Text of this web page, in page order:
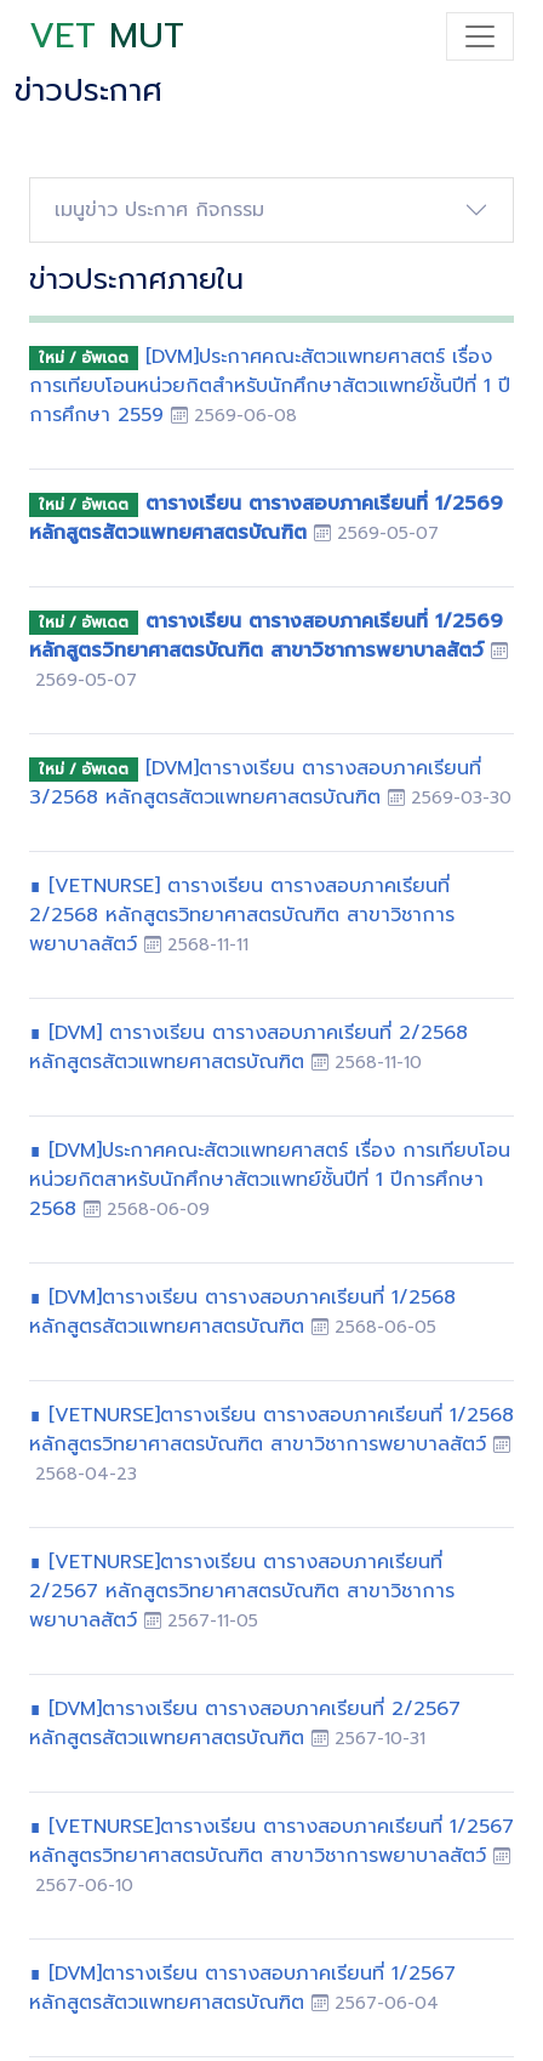
VET MUT
ข่าวประกาศ
เมนูข่าว ประกาศ กิจกรรม
ข่าวประกาศภายใน
ใหม่ / อัพเดต
[DVM]ประกาศคณะสัตวแพทยศาสตร์ เรื่อง
การเทียบโอนหน่วยกิตสำหรับนักศึกษาสัตวแพทย์ชั้นปีที่ 1 ปี
การศึกษา 2559
2569-06-08
ใหม่ / อัพเดต
ตารางเรียน ตารางสอบภาคเรียนที่ 1/2569
หลักสูตรสัตวแพทยศาสตรบัณฑิต
2569-05-07
ใหม่ / อัพเดต
ตารางเรียน ตารางสอบภาคเรียนที่ 1/2569
หลักสูตรวิทยาศาสตรบัณฑิต สาขาวิชาการพยาบาลสัตว์
2569-05-07
ใหม่ / อัพเดต
[DVM]ตารางเรียน ตารางสอบภาคเรียนที่
3/2568 หลักสูตรสัตวแพทยศาสตรบัณฑิต
2569-03-30
∎ [VETNURSE] ตารางเรียน ตารางสอบภาคเรียนที่
2/2568 หลักสูตรวิทยาศาสตรบัณฑิต สาขาวิชาการ
พยาบาลสัตว์
2568-11-11
∎ [DVM] ตารางเรียน ตารางสอบภาคเรียนที่ 2/2568
หลักสูตรสัตวแพทยศาสตรบัณฑิต
2568-11-10
∎ [DVM]ประกาศคณะสัตวแพทยศาสตร์ เรื่อง การเทียบโอน
หน่วยกิตสาหรับนักศึกษาสัตวแพทย์ชั้นปีที่ 1 ปีการศึกษา
2568
2568-06-09
∎ [DVM]ตารางเรียน ตารางสอบภาคเรียนที่ 1/2568
หลักสูตรสัตวแพทยศาสตรบัณฑิต
2568-06-05
∎ [VETNURSE]ตารางเรียน ตารางสอบภาคเรียนที่ 1/2568
หลักสูตรวิทยาศาสตรบัณฑิต สาขาวิชาการพยาบาลสัตว์
2568-04-23
∎ [VETNURSE]ตารางเรียน ตารางสอบภาคเรียนที่
2/2567 หลักสูตรวิทยาศาสตรบัณฑิต สาขาวิชาการ
พยาบาลสัตว์
2567-11-05
∎ [DVM]ตารางเรียน ตารางสอบภาคเรียนที่ 2/2567
หลักสูตรสัตวแพทยศาสตรบัณฑิต
2567-10-31
∎ [VETNURSE]ตารางเรียน ตารางสอบภาคเรียนที่ 1/2567
หลักสูตรวิทยาศาสตรบัณฑิต สาขาวิชาการพยาบาลสัตว์
2567-06-10
∎ [DVM]ตารางเรียน ตารางสอบภาคเรียนที่ 1/2567
หลักสูตรสัตวแพทยศาสตรบัณฑิต
2567-06-04